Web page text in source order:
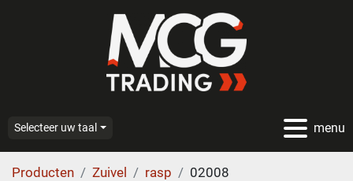
menu
Selecteer uw taal
Producten Zuivel rasp 02008